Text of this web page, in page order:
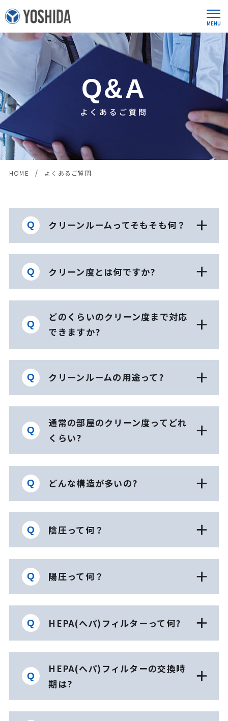
Q&A
よくあるご質問
HOME よくあるご質問
クリーンルームってそもそも何？
クリーン度とは何ですか?
どのくらいのクリーン度まで対応
できますか?
クリーンルームの用途って?
通常の部屋のクリーン度ってどれ
くらい?
どんな構造が多いの?
陰圧って何？
陽圧って何？
HEPA(へパ)フィルターって何?
HEPA(へパ)フィルターの交換時
期は?